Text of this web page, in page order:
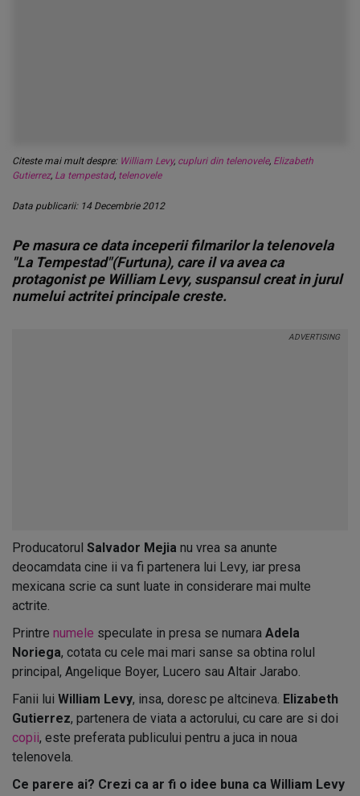
Citeste mai mult despre: William Levy, cupluri din telenovele, Elizabeth
Gutierrez, La tempestad, telenovele
Data publicarii: 14 Decembrie 2012
Pe masura ce data inceperii filmarilor la telenovela
"La Tempestad"(Furtuna), care il va avea ca
protagonist pe William Levy, suspansul creat in jurul
numelui actritei principale creste.
Producatorul Salvador Mejia nu vrea sa anunte
deocamdata cine ii va fi partenera lui Levy, iar presa
mexicana scrie ca sunt luate in considerare mai multe
actrite.
Printre numele speculate in presa se numara Adela
Noriega, cotata cu cele mai mari sanse sa obtina rolul
principal, Angelique Boyer, Lucero sau Altair Jarabo.
Fanii lui William Levy, insa, doresc pe altcineva. Elizabeth
Gutierrez, partenera de viata a actorului, cu care are si doi
copii, este preferata publicului pentru a juca in noua
telenovela.
Ce parere ai? Crezi ca ar fi o idee buna ca William Levy